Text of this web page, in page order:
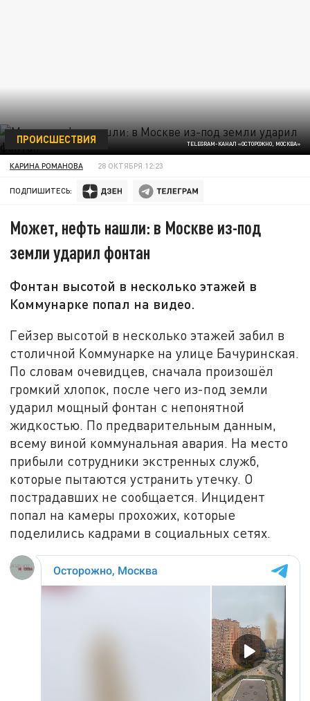
TELEGRAM-КАНАЛ «ОСТОРОЖНО, МОСКВА»
ПРОИСШЕСТВИЯ
КАРИНА РОМАНОВА 28 ОКТЯБРЯ 12:23
ПОДПИШИТЕСЬ:
Может, нефть нашли: в Москве из-под
земли ударил фонтан
Фонтан высотой в несколько этажей в
Коммунарке попал на видео.
Гейзер высотой в несколько этажей забил в
столичной Коммунарке на улице Бачуринская.
По словам очевидцев, сначала произошёл
громкий хлопок, после чего из-под земли
ударил мощный фонтан с непонятной
жидкостью. По предварительным данным,
всему виной коммунальная авария. На место
прибыли сотрудники экстренных служб,
которые пытаются устранить утечку. О
пострадавших не сообщается. Инцидент
попал на камеры прохожих, которые
поделились кадрами в социальных сетях.